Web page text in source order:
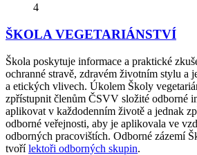
4
ŠKOLA VEGETARIÁNSTVÍ
Škola poskytuje informace a praktické
ochranné stravě, zdravém životním stylu a
a etických vlivech. Úkolem Školy
zpřístupnit členům ČSVV složité odborné
aplikovat v každodenním životě a jednak
odborné veřejnosti, aby je aplikovala ve
odborných pracovištích. Odborné zázemí
tvořílektoři odborných skupin.